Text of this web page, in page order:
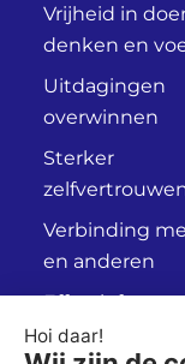
Vrijheid in
denken en
Uitdagingen
overwinnen
Sterker
Verbinding
en anderen
Effectief
communiceren